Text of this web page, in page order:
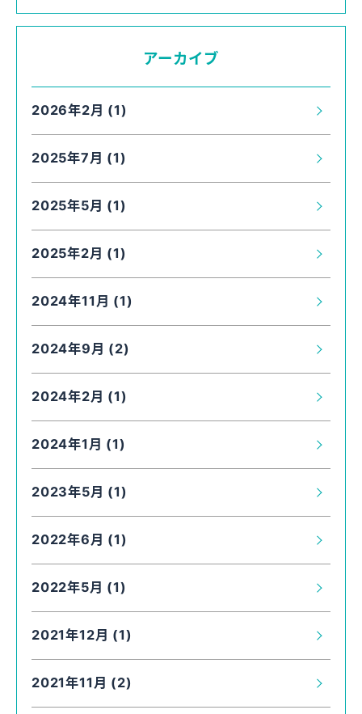
アーカイブ
2026年2月 (1)
2025年7月 (1)
2025年5月 (1)
2025年2月 (1)
2024年11月 (1)
2024年9月 (2)
2024年2月 (1)
2024年1月 (1)
2023年5月 (1)
2022年6月 (1)
2022年5月 (1)
2021年12月 (1)
2021年11月 (2)